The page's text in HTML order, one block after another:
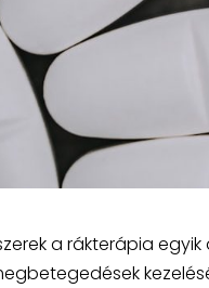
a rákterápia